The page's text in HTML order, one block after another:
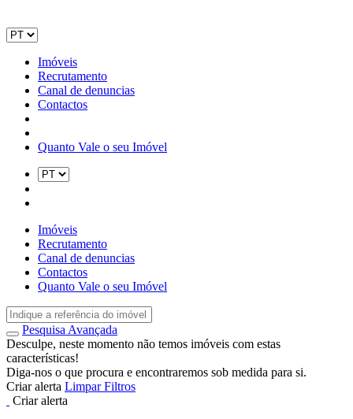
Imóveis
Recrutamento
Canal de denuncias
Contactos
Quanto Vale o seu Imóvel
Imóveis
Recrutamento
Canal de denuncias
Contactos
Quanto Vale o seu Imóvel
Pesquisa Avançada
Desculpe, neste momento não temos imóveis com estas
características!
Diga-nos o que procura e encontraremos sob medida para si.
Criar alerta Limpar Filtros
Criar alerta